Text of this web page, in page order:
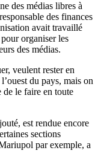
des médias libres à
des finances
avait travaillé
organiser les
des médias.
veulent rester en
du pays, mais on
de le faire en toute
est rendue encore
sections
par exemple, a